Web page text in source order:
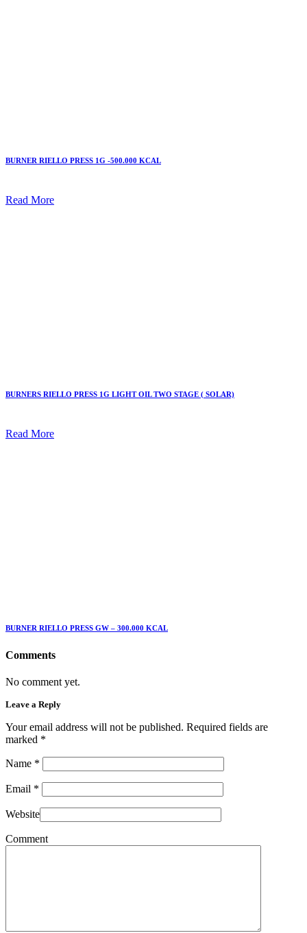
BURNER RIELLO PRESS 1G -500.000 KCAL
Read More
BURNERS RIELLO PRESS 1G LIGHT OIL TWO STAGE ( SOLAR)
Read More
BURNER RIELLO PRESS GW – 300.000 KCAL
Comments
No comment yet.
Leave a Reply
Your email address will not be published. Required fields are
marked *
Name *
Email *
Website
Comment